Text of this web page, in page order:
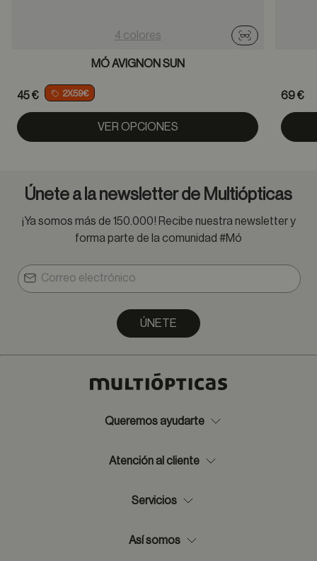
4 colores
Probador
MÓ AVIGNON SUN
45 € 2X59€
VER OPCIONES
69 €
Únete a la newsletter de Multiópticas
¡Ya somos más de 150.000! Recibe nuestra newsletter y
forma parte de la comunidad #Mó
ÚNETE
Queremos ayudarte
Atención al cliente
Servicios
Así somos